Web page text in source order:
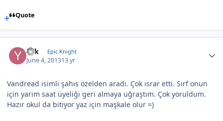
Quote
Yek Epic Knight
June 4, 201313 yr
Vandread isimli şahıs özelden aradı. Çok ısrar etti. Sırf onun
için yarım saat üyeliği geri almaya uğraştım. Çok yoruldum.
Hazır okul da bitiyor yaz için maşkale olur =)